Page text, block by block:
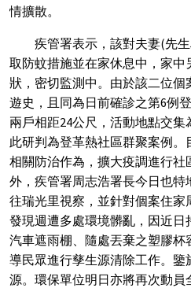
情擴散。
疾管署表示，該對夫妻(先生
取防蚊措施並在家休息中，家中
狀，密切監測中。由於該二位
遊史，且同為日前確診之第6例
兩戶相距24公尺，活動地點交集
此研判為登革熱社區群聚案例
相關防治作為，擴大疫調進行社
外，疾管署周志浩署長今日也
往瑞光里視察，並針對個案住家
發現週遭多處環境髒亂，因近日
汽車遮雨棚、隨處丟棄之塑膠
導民眾進行孳生源清除工作。鑒
源。環保單位明日亦將再次動